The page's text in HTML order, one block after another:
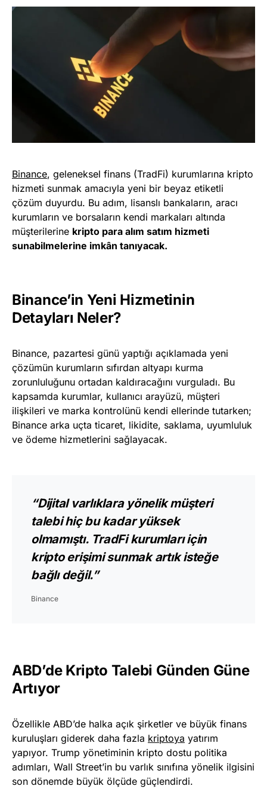
Binance, geleneksel finans (TradFi) kurumlarına kripto
hizmeti sunmak amacıyla yeni bir beyaz etiketli
çözüm duyurdu. Bu adım, lisanslı bankaların, aracı
kurumların ve borsaların kendi markaları altında
müşterilerine kripto para alım satım hizmeti
sunabilmelerine imkân tanıyacak.
Binance’in Yeni Hizmetinin
Detayları Neler?
Binance, pazartesi günü yaptığı açıklamada yeni
çözümün kurumların sıfırdan altyapı kurma
zorunluluğunu ortadan kaldıracağını vurguladı. Bu
kapsamda kurumlar, kullanıcı arayüzü, müşteri
ilişkileri ve marka kontrolünü kendi ellerinde tutarken;
Binance arka uçta ticaret, likidite, saklama, uyumluluk
ve ödeme hizmetlerini sağlayacak.
“Dijital varlıklara yönelik müşteri
talebi hiç bu kadar yüksek
olmamıştı. TradFi kurumları için
kripto erişimi sunmak artık isteğe
bağlı değil.”
Binance
ABD’de Kripto Talebi Günden Güne
Artıyor
Özellikle ABD’de halka açık şirketler ve büyük finans
kuruluşları giderek daha fazla kriptoya yatırım
yapıyor. Trump yönetiminin kripto dostu politika
adımları, Wall Street’in bu varlık sınıfına yönelik ilgisini
son dönemde büyük ölçüde güçlendirdi.